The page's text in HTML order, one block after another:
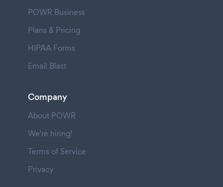
POWR Business
Plans & Pricing
HIPAA Forms
Email Blast
Company
About POWR
We're hiring!
Terms of Service
Privacy